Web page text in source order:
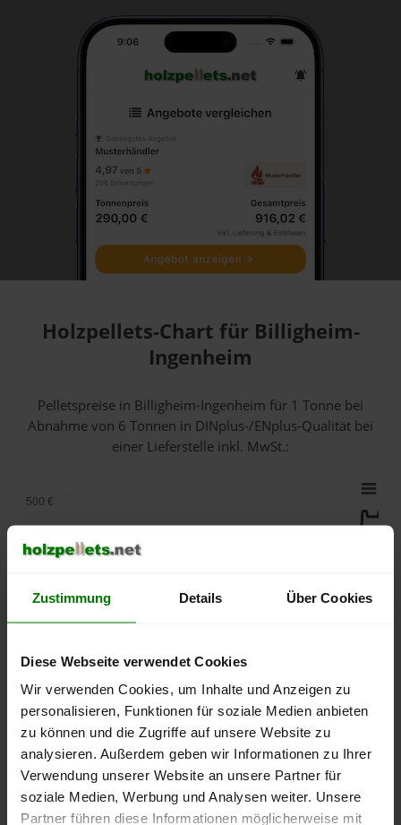
Zustimmung Details Über Cookies
Diese Webseite verwendet Cookies
Wir verwenden Cookies, um Inhalte und Anzeigen zu
personalisieren, Funktionen für soziale Medien anbieten
zu können und die Zugriffe auf unsere Website zu
analysieren. Außerdem geben wir Informationen zu Ihrer
Verwendung unserer Website an unsere Partner für
soziale Medien, Werbung und Analysen weiter. Unsere
Partner führen diese Informationen möglicherweise mit
Holzpellets-Chart für Billigheim-
Ingenheim
Pelletspreise in Billigheim-Ingenheim für 1 Tonne bei
Abnahmevon 6 Tonnen in DINplus-/ENplus-Qualität bei
einer Lieferstelle inkl. MwSt.:
lose Ware Sackware
September
2025
Januar
2026
Mai
2026
250 €
400 €
450 €
500 €